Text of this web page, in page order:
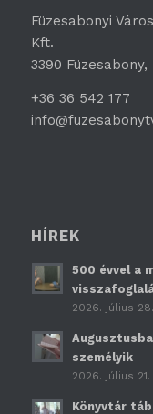
Füzesabonyi
Kft.
3390
+36 36 542 177
HÍREK
500 évvel a
2026. július 28.
személyik
2026. július
Könyvtár